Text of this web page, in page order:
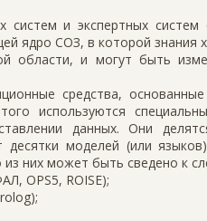
систем и экспертных
ядро СОЗ, в которой знания
области, и могут быть
средства,
используются
данных. Они
десятки моделей (или
них может быть сведено к
OPS5, ROISE);